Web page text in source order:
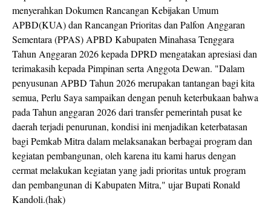
menyerahkan Dokumen Rancangan Kebijakan Umum
APBD(KUA) dan Rancangan Prioritas dan Palfon Anggaran
Sementara (PPAS) APBD Kabupaten Minahasa Tenggara
Tahun Anggaran 2026 kepada DPRD mengatakan apresiasi dan
terimakasih kepada Pimpinan serta Anggota Dewan. "Dalam
penyusunan APBD Tahun 2026 merupakan tantangan bagi kita
semua, Perlu Saya sampaikan dengan penuh keterbukaan bahwa
pada Tahun anggaran 2026 dari transfer pemerintah pusat ke
daerah terjadi penurunan, kondisi ini menjadikan keterbatasan
bagi Pemkab Mitra dalam melaksanakan berbagai program dan
kegiatan pembangunan, oleh karena itu kami harus dengan
cermat melakukan kegiatan yang jadi prioritas untuk program
dan pembangunan di Kabupaten Mitra," ujar Bupati Ronald
Kandoli.(hak)